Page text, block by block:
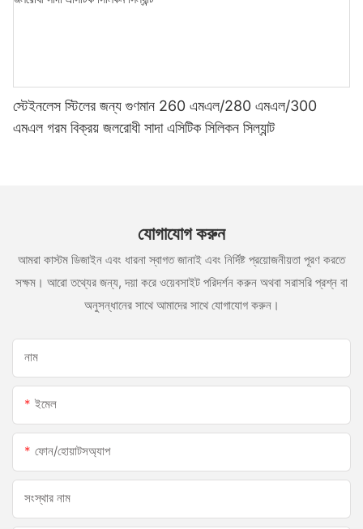
স্টেইনলেস স্টিলের জন্য গুণমান 260 এমএল/280 এমএল/300
এমএল গরম বিক্রয় জলরোধী সাদা এসিটিক সিলিকন সিল্যান্ট
যোগাযোগ করুন
আমরা কাস্টম ডিজাইন এবং ধারনা স্বাগত জানাই এবং নির্দিষ্ট প্রয়োজনীয়তা পূরণ করতে
সক্ষম। আরো তথ্যের জন্য, দয়া করে ওয়েবসাইট পরিদর্শন করুন অথবা সরাসরি প্রশ্ন বা
অনুসন্ধানের সাথে আমাদের সাথে যোগাযোগ করুন।
নাম
ইমেল
ফোন/হোয়াটসঅ্যাপ
সংস্থার নাম